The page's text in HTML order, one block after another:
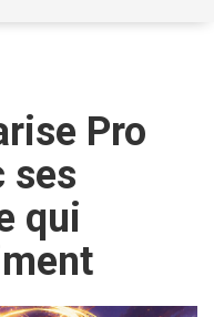
Pro
ses
qui